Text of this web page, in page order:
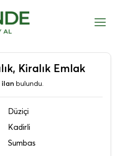
Kiralık Emlak
ilanbulundu.
Düziçi
Kadirli
Sumbas